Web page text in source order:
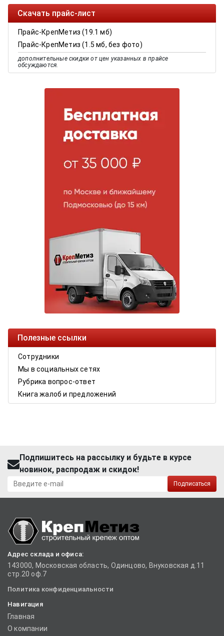
Скачать прайс-лист
Прайс-КрепМетиз (19.1 мб)
Прайс-КрепМетиз (1.5 мб, без фото)
дополнительные скидки от цен указанных в прайсе
обсуждаются.
Полезные ссылки
Сотрудники
Мы в социальных сетях
Рубрика вопрос-ответ
Книга жалоб и предложений
Подпишитесь на рассылку и будьте в курсе
новинок, распродаж и скидок!
Подписаться
Адрес склада и офиса:
143000, Московская область, Одинцово, Внуковская д.11
стр.20 оф.7
Политика конфиденциальности
Навигация
Главная
О компании